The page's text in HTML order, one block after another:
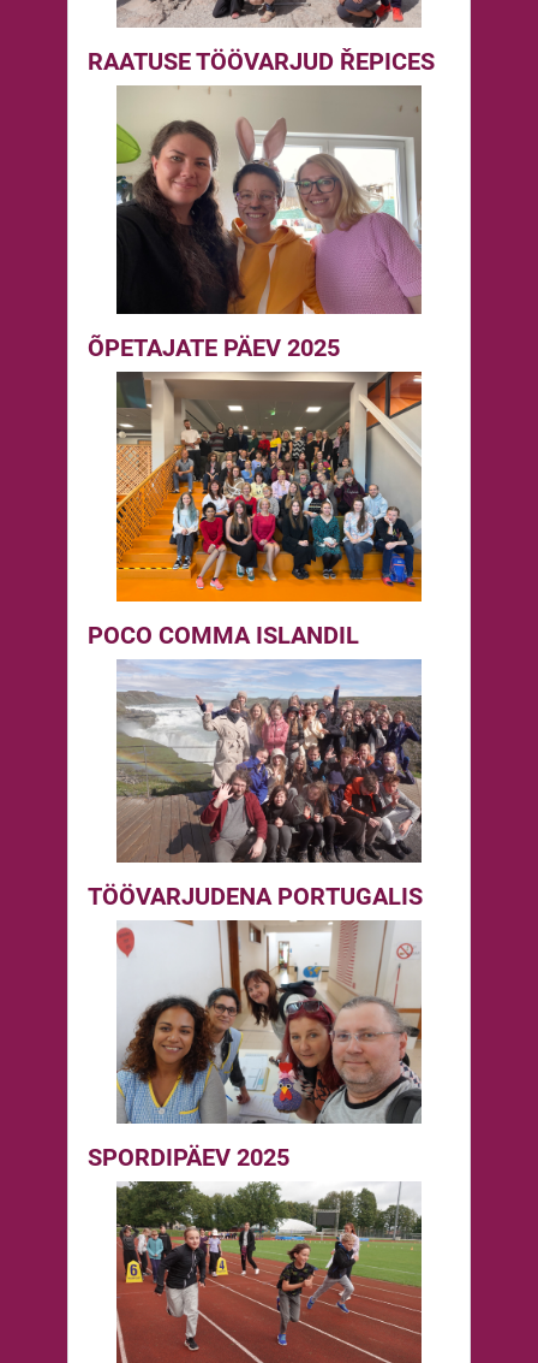
RAATUSE TÖÖVARJUD ŘEPICES
ÕPETAJATE PÄEV 2025
POCO COMMA ISLANDIL
TÖÖVARJUDENA PORTUGALIS
SPORDIPÄEV 2025